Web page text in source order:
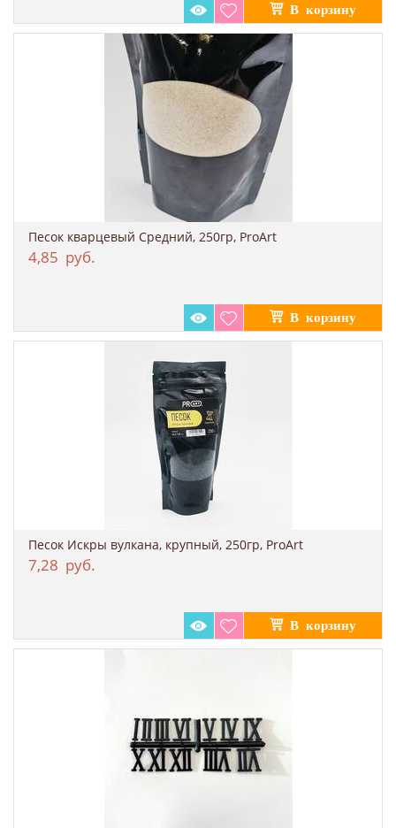
Песок кварцевый Средний, 250гр, ProArt
4,85 руб.
Песок Искры вулкана, крупный, 250гр, ProArt
7,28 руб.